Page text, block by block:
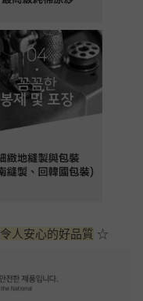
令人安心的好品質 ☆